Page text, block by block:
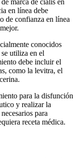
en línea debe
de confianza en línea
conocidos
utiliza en el
debe incluir el
como la levitra, el
para la disfunción
y realizar la
para
receta médica.